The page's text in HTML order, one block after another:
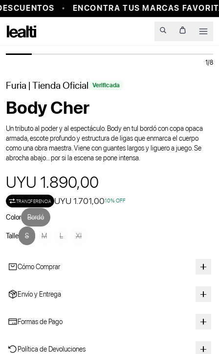
ENCONTRA TUS MARCAS
1/8
Furia | Tienda Oficial Verificada
Body Cher
Un tributo al poder y al espectáculo. Body en tul bordó con copa opaca
armada, escote profundo y estructura de ligas que enmarca el cuerpo
como una obra maestra. Viene con guantes largos y liguero a juego. Se
abrocha abajo… por si la escena se pone intensa.
UYU 1.890,00
TRANSFERENCIA UYU 1.701,0010% OFF
Color Bordó
Talle S M L Xl
Cómo Comprar
Envío y Entrega
Formas de Pago
Política de Devoluciones